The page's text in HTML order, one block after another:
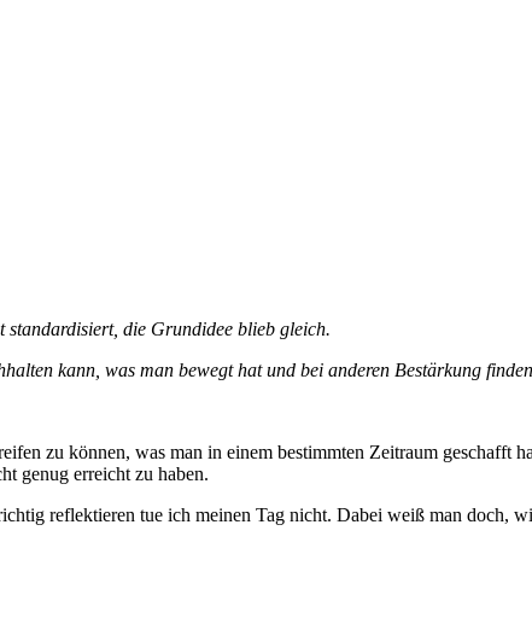
die Grundidee blieb gleich.
kann, was man bewegt hat und bei anderen Bestärkung
zu können, was man in einem bestimmten Zeitraum geschafft
genug erreicht zu haben.
reflektieren tue ich meinen Tag nicht. Dabei weiß man doch,